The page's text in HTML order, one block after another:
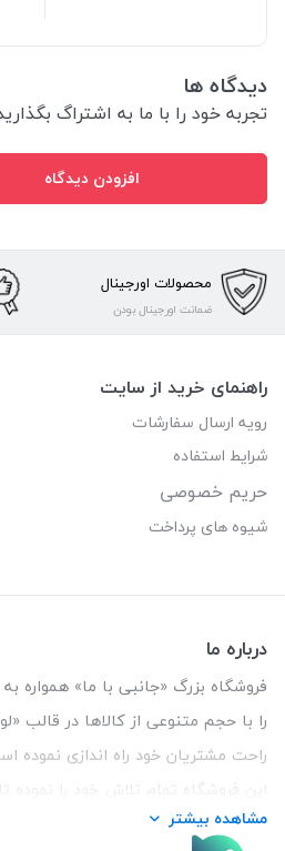
دیدگاه ها
تجربه خود را با ما به اشتراگ
افزودن دیدگاه
محصولات اورجینال
ضمانت اورجینال بودن
راهنمای خرید از سایت
رویه ارسال سفارشات
شرایط استفاده
حریم خصوصی
شیوه های پرداخت
درباره ما
فروشگاه بزرگ «جانبی با ما» همواره
را با حجم متنوعی از کالاها در قالب
راحت مشتریان خود راه اندازی نموده
این فروشگاه تمام تلاش خود را نموده
تلفن تماس :
مشاهده بیشتر